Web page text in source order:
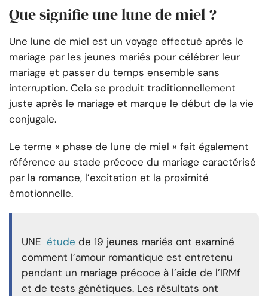
Que signifie une lune de miel ?
Une lune de miel est un voyage effectué après le
mariage par les jeunes mariés pour célébrer leur
mariage et passer du temps ensemble sans
interruption. Cela se produit traditionnellement
juste après le mariage et marque le début de la vie
conjugale.
Le terme « phase de lune de miel » fait également
référence au stade précoce du mariage caractérisé
par la romance, l’excitation et la proximité
émotionnelle.
UNE étude de 19 jeunes mariés ont examiné
comment l’amour romantique est entretenu
pendant un mariage précoce à l’aide de l’IRMf
et de tests génétiques. Les résultats ont